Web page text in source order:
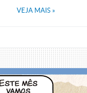
VEJA MAIS »